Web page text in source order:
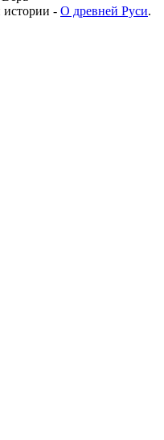
истории - О древней Руси.